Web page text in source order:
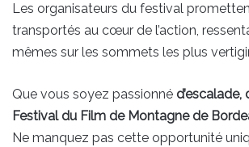
Les organisateurs du festival
transportés au cœur de l’action,
mêmes sur les sommets les plus
Que vous soyez passionné
Festival du Film de Montagne de
Ne manquez pas cette opportunité